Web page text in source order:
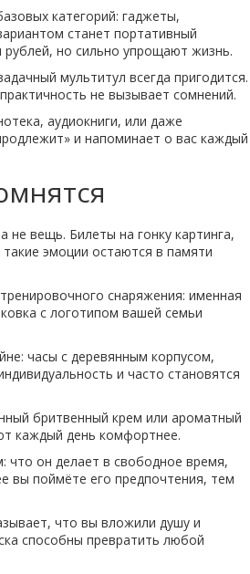
категорий: гаджеты,
станет портативный
рублей, но сильно упрощают жизнь.
мультитул всегда пригодится.
не вызывает сомнений.
аудиокниги, или даже
и напоминает о вас каждый
вещь. Билеты на гонку картинга,
эмоции остаются в памяти
снаряжения: именная
с логотипом вашей семьи
часы с деревянным корпусом,
и часто становятся
бритвенный крем или ароматный
каждый день комфортнее.
что он делает в свободное время,
вы поймёте его предпочтения, тем
что вы вложили душу и
способны превратить любой